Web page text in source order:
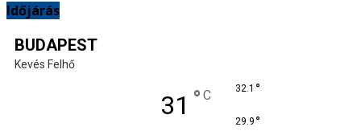
Időjárás
BUDAPEST
Kevés Felhő
31 ° C 32.1 °
29.9 °